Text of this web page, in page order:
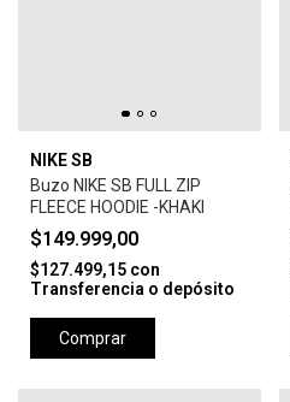
NIKE SB
Buzo NIKE SB FULL ZIP
FLEECE HOODIE -KHAKI
$149.999,00
$127.499,15 con
Transferencia o depósito
Comprar